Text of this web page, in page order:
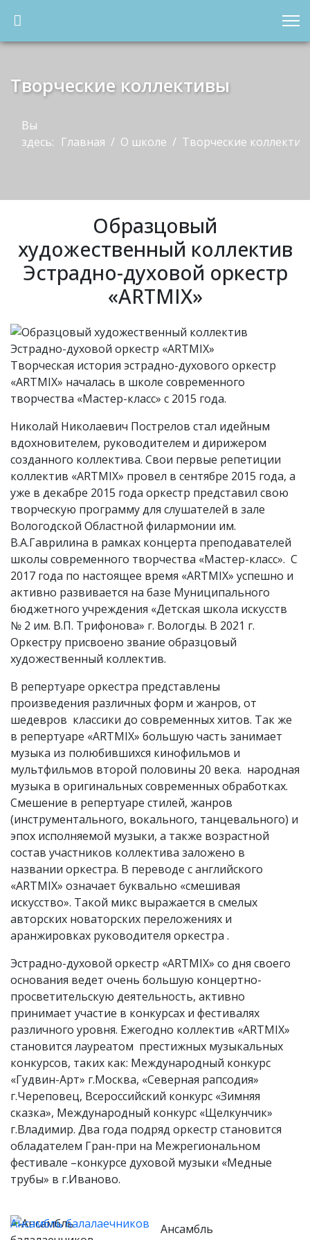
Творческие коллективы
Вы
здесь: Главная О школе Творческие
Образцовый
художественный коллектив
Эстрадно-духовой оркестр
«ARTMIX»
Творческая история эстрадно-духового оркестр
«ARTMIX» началась в школе современного
творчества «Мастер-класс» с 2015 года.
Николай Николаевич Пострелов стал идейным
вдохновителем, руководителем и дирижером
созданного коллектива. Свои первые репетиции
коллектив «ARTMIX» провел в сентябре 2015 года, а
уже в декабре 2015 года оркестр представил свою
творческую программу для слушателей в зале
Вологодской Областной филармонии им.
В.А.Гаврилина в рамках концерта преподавателей
школы современного творчества «Мастер-класс». С
2017 года по настоящее время «ARTMIX» успешно и
активно развивается на базе Муниципального
бюджетного учреждения «Детская школа искусств
№ 2 им. В.П. Трифонова» г. Вологды. В 2021 г.
Оркестру присвоено звание образцовый
художественный коллектив.
В репертуаре оркестра представлены
произведения различных форм и жанров, от
шедевров классики до современных хитов. Так же
в репертуаре «ARTMIX» большую часть занимает
музыка из полюбившихся кинофильмов и
мультфильмов второй половины 20 века. народная
музыка в оригинальных современных обработках.
Смешение в репертуаре стилей, жанров
(инструментального, вокального, танцевального) и
эпох исполняемой музыки, а также возрастной
состав участников коллектива заложено в
названии оркестра. В переводе с английского
«ARTMIX» означает буквально «смешивая
искусство». Такой микс выражается в смелых
авторских новаторских переложениях и
аранжировках руководителя оркестра .
Эстрадно-духовой оркестр «ARTMIX» со дня своего
основания ведет очень большую концертно-
просветительскую деятельность, активно
принимает участие в конкурсах и фестивалях
различного уровня. Ежегодно коллектив «ARTMIX»
становится лауреатом престижных музыкальных
конкурсов, таких как: Международный конкурс
«Гудвин-Арт» г.Москва, «Северная рапсодия»
г.Череповец, Всероссийский конкурс «Зимняя
сказка», Международный конкурс «Щелкунчик»
г.Владимир. Два года подряд оркестр становится
обладателем Гран-при на Межрегиональном
фестивале –конкурсе духовой музыки «Медные
трубы» в г.Иваново.
Ансамбль балалаечников
Ансамбль